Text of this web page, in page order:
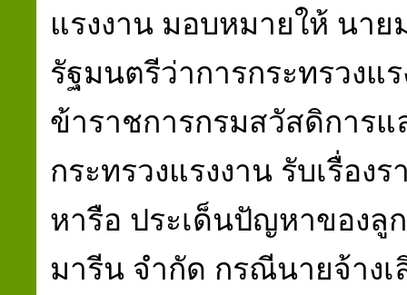
แรงงาน มอบหมายให้ นา
รัฐมนตรีว่าการกระทรวงแ
ข้าราชการกรมสวัสดิการ
กระทรวงแรงงาน รับเรื่อง
หารือ ประเด็นปัญหาของลู
มารีน จำกัด กรณีนายจ้างเ